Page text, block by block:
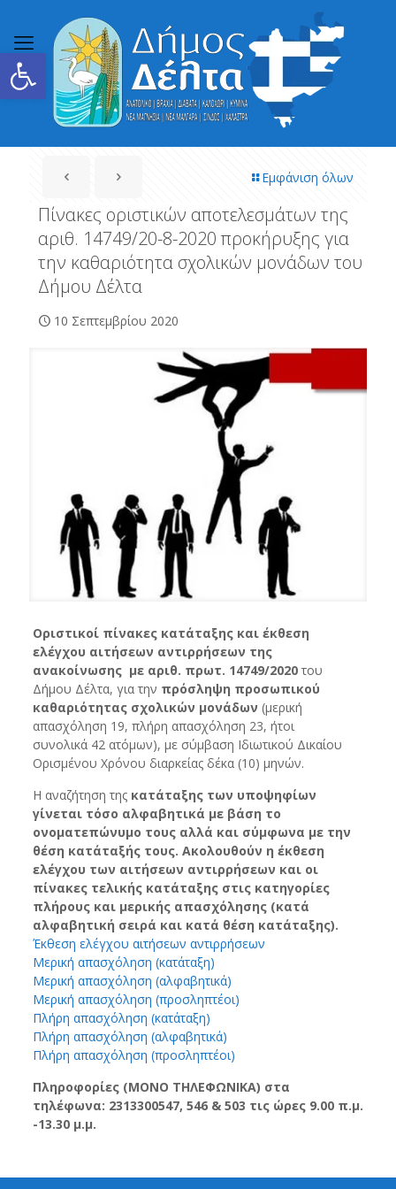
Ανοίξτε τη γραμμή εργαλείων
Εμφάνιση όλων
Πίνακες οριστικών αποτελεσμάτων της
αριθ. 14749/20-8-2020 προκήρυξης για
την καθαριότητα σχολικών μονάδων του
Δήμου Δέλτα
10 Σεπτεμβρίου 2020
Οριστικοί πίνακες κατάταξης και έκθεση
ελέγχου αιτήσεων αντιρρήσεων της
ανακοίνωσης με αριθ. πρωτ. 14749/2020 του
Δήμου Δέλτα, για την πρόσληψη προσωπικού
καθαριότητας σχολικών μονάδων (μερική
απασχόληση 19, πλήρη απασχόληση 23, ήτοι
συνολικά 42 ατόμων), με σύμβαση Ιδιωτικού Δικαίου
Ορισμένου Χρόνου διαρκείας δέκα (10) μηνών.
Η αναζήτηση της κατάταξης των υποψηφίων
γίνεται τόσο αλφαβητικά με βάση το
ονοματεπώνυμο τους αλλά και σύμφωνα με την
θέση κατάταξής τους. Ακολουθούν η έκθεση
ελέγχου των αιτήσεων αντιρρήσεων και οι
πίνακες τελικής κατάταξης στις κατηγορίες
πλήρους και μερικής απασχόλησης (κατά
αλφαβητική σειρά και κατά θέση κατάταξης).
Έκθεση ελέγχου αιτήσεων αντιρρήσεων
Μερική απασχόληση (κατάταξη)
Μερική απασχόληση (αλφαβητικά)
Μερική απασχόληση (προσληπτέοι)
Πλήρη απασχόληση (κατάταξη)
Πλήρη απασχόληση (αλφαβητικά)
Πλήρη απασχόληση (προσληπτέοι)
Πληροφορίες (ΜΟΝΟ ΤΗΛΕΦΩΝΙΚΑ) στα
τηλέφωνα: 2313300547, 546 & 503 τις ώρες 9.00 π.μ.
-13.30 μ.μ.